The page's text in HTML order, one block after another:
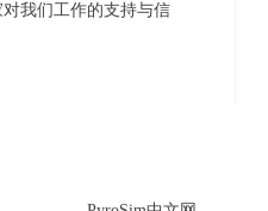
我们工作的支持与信